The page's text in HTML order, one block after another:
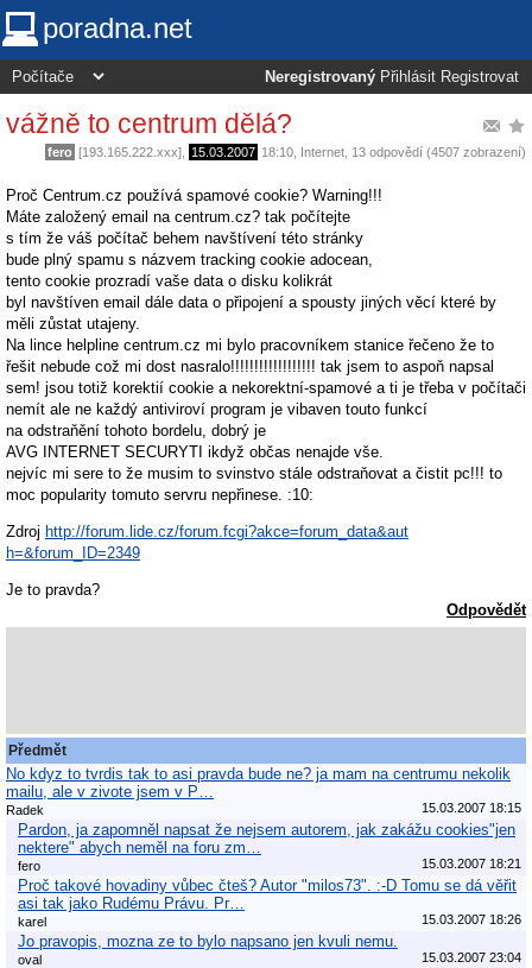
poradna.net
Neregistrovaný Přihlásit Registrovat
vážně to centrum dělá?
fero [193.165.222.xxx], 15.03.2007 18:10 Internet , 13 odpovědí (4507 zobrazení)
Proč Centrum.cz používá spamové cookie? Warning!!!
Máte založený email na centrum.cz? tak počítejte
s tím že váš počítač behem navštívení této stránky
bude plný spamu s názvem tracking cookie adocean,
tento cookie prozradí vaše data o disku kolikrát
byl navštíven email dále data o připojení a spousty jiných věcí které by
měli zůstat utajeny.
Na lince helpline centrum.cz mi bylo pracovníkem stanice řečeno že to
řešit nebude což mi dost nasralo!!!!!!!!!!!!!!!!!! tak jsem to aspoň napsal
sem! jsou totiž korektií cookie a nekorektní-spamové a ti je třeba v počítači
nemít ale ne každý antiviroví program je vibaven touto funkcí
na odstraňění tohoto bordelu, dobrý je
AVG INTERNET SECURYTI ikdyž občas nenajde vše.
nejvíc mi sere to že musim to svinstvo stále odstraňovat a čistit pc!!! to
moc popularity tomuto servru nepřinese. :10:
Zdroj http://forum.lide.cz/forum.fcgi?akce=forum_data&aut
h=&forum_ID=2349
Je to pravda?
Odpovědět
Předmět
No kdyz to tvrdis tak to asi pravda bude ne? ja mam na centrumu nekolik
mailu, ale v zivote jsem v P…
Radek 15.03.2007 18:15
Pardon, ja zapomněl napsat že nejsem autorem, jak zakážu cookies"jen
nektere" abych neměl na foru zm…
fero 15.03.2007 18:21
Proč takové hovadiny vůbec čteš? Autor "milos73". :-D Tomu se dá věřit
asi tak jako Rudému Právu. Pr…
karel 15.03.2007 18:26
Jo pravopis, mozna ze to bylo napsano jen kvuli nemu.
oval 15.03.2007 23:04